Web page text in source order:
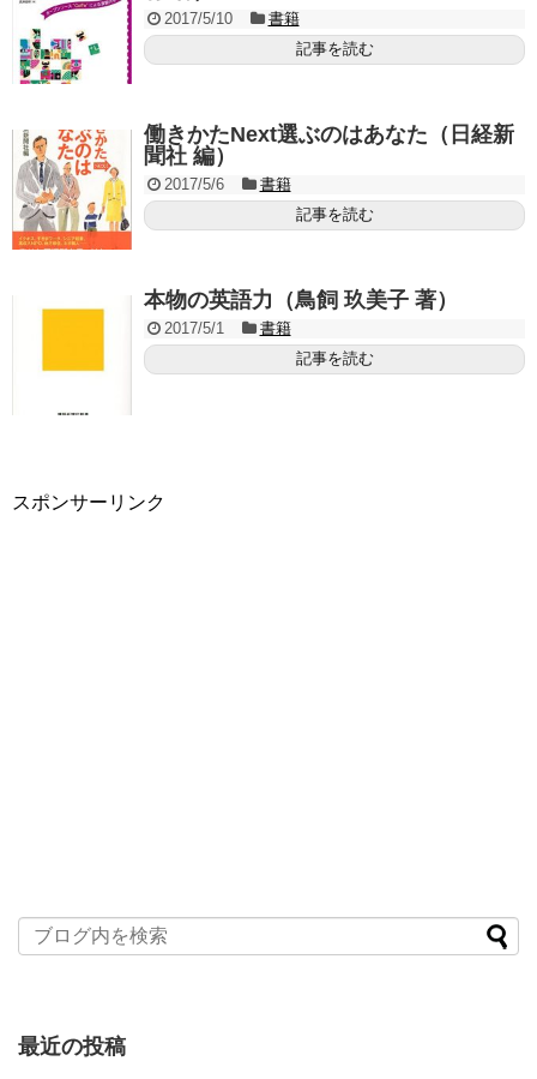
2017/5/10
書籍
記事を読む
働きかたNext選ぶのはあなた（日経新
聞社 編）
2017/5/6
書籍
記事を読む
本物の英語力（鳥飼 玖美子 著）
2017/5/1
書籍
記事を読む
スポンサーリンク
最近の投稿